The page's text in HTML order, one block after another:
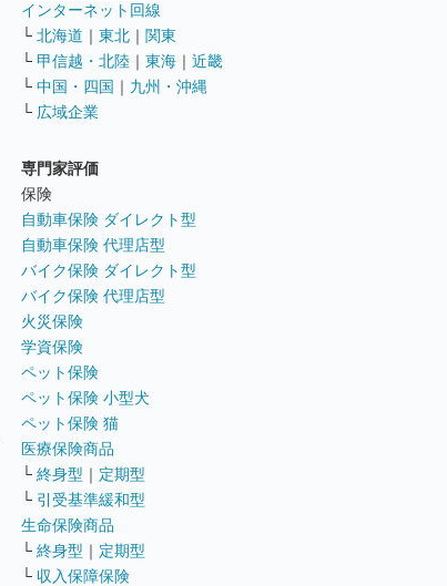
インターネット回線
└ 北海道 ｜ 東北 ｜ 関東
└ 甲信越・北陸 ｜ 東海 ｜ 近畿
└ 中国・四国 ｜ 九州・沖縄
└ 広域企業
専門家評価
保険
自動車保険 ダイレクト型
自動車保険 代理店型
バイク保険 ダイレクト型
バイク保険 代理店型
火災保険
学資保険
ペット保険
ペット保険 小型犬
ペット保険 猫
医療保険商品
└ 終身型 ｜ 定期型
└ 引受基準緩和型
生命保険商品
└ 終身型 ｜ 定期型
└ 収入保障保険